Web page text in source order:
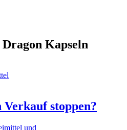
Kapseln
stoppen?
und